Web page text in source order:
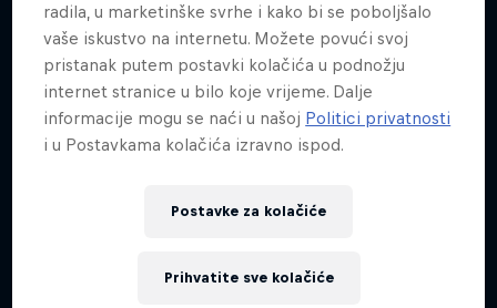
radila, u marketinške svrhe i kako bi se poboljšalo
vaše iskustvo na internetu. Možete povući svoj
pristanak putem postavki kolačića u podnožju
internet stranice u bilo koje vrijeme. Dalje
informacije mogu se naći u našoj Politici privatnosti
i u Postavkama kolačića izravno ispod.
Postavke za kolačiće
Prihvatite sve kolačiće